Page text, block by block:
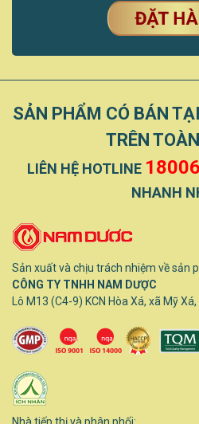
SẢN PHẨM CÓ BÁN
TRÊN
LIÊN HỆ HOTLINE
NHANH
Sản xuất và chịu trách nhiệm về sản
CÔNG TY TNHH NAM DƯỢC
Lô M13 (C4-9) KCN Hòa Xá, xã Mỹ
Nhà tiếp thị và phân phối: